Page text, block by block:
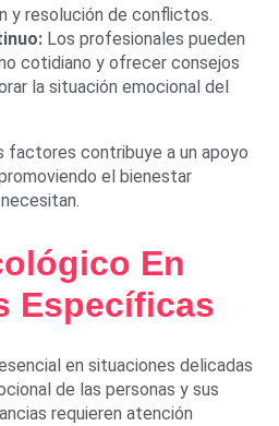
y resolución de conflictos.
Los profesionales pueden
cotidiano y ofrecer consejos
la situación emocional del
factores contribuye a un apoyo
el bienestar
En
Específicas
en situaciones delicadas
de las personas y sus
requieren atención